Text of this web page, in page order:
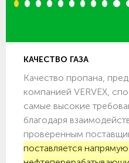
1 2 3 4 5 6 7 8 9 10
КАЧЕСТВО ГАЗА
Качество пропана,
компанией VERVEX,
самые высокие
благодаря
проверенным
поставляется